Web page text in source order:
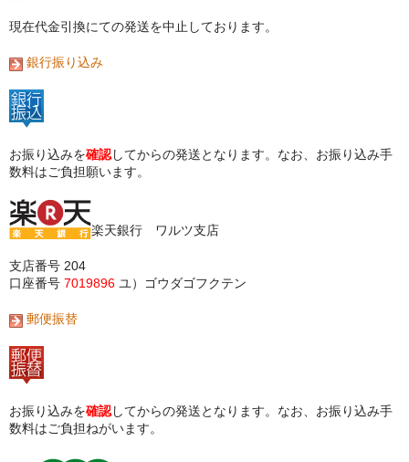
現在代金引換にての発送を中止しております。
銀行振り込み
お振り込みを確認してからの発送となります。なお、お振り込み手
数料はご負担願います。
楽天銀行 ワルツ支店
支店番号 204
口座番号 7019896 ユ）ゴウダゴフクテン
郵便振替
お振り込みを確認してからの発送となります。なお、お振り込み手
数料はご負担ねがいます。